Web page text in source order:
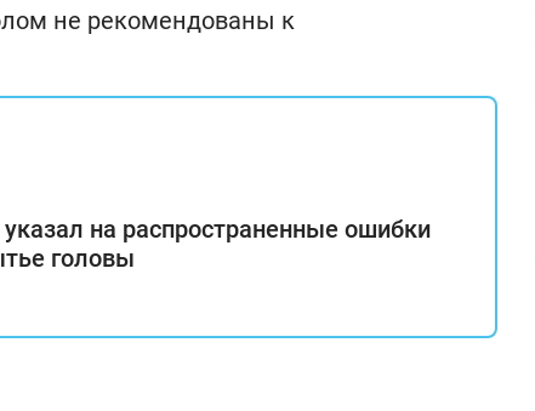
не рекомендованы к
на распространенные ошибки
головы